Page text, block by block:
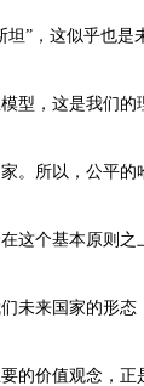
坦”，这似乎也是
型，这是我们的
。所以，公平的
这个基本原则之
未来国家的形态
的价值观念，正